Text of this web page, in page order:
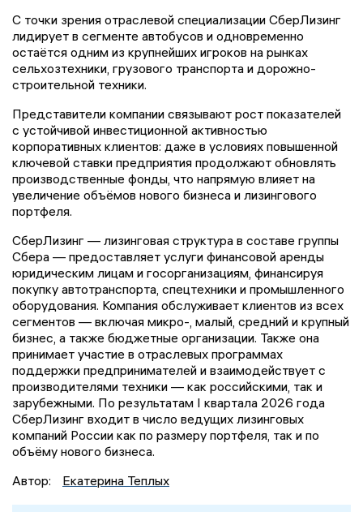
С точки зрения отраслевой специализации СберЛизинг
лидирует в сегменте автобусов и одновременно
остаётся одним из крупнейших игроков на рынках
сельхозтехники, грузового транспорта и дорожно-
строительной техники.
Представители компании связывают рост показателей
с устойчивой инвестиционной активностью
корпоративных клиентов: даже в условиях повышенной
ключевой ставки предприятия продолжают обновлять
производственные фонды, что напрямую влияет на
увеличение объёмов нового бизнеса и лизингового
портфеля.
СберЛизинг — лизинговая структура в составе группы
Сбера — предоставляет услуги финансовой аренды
юридическим лицам и госорганизациям, финансируя
покупку автотранспорта, спецтехники и промышленного
оборудования. Компания обслуживает клиентов из всех
сегментов — включая микро-, малый, средний и крупный
бизнес, а также бюджетные организации. Также она
принимает участие в отраслевых программах
поддержки предпринимателей и взаимодействует с
производителями техники — как российскими, так и
зарубежными. По результатам I квартала 2026 года
СберЛизинг входит в число ведущих лизинговых
компаний России как по размеру портфеля, так и по
объёму нового бизнеса.
Автор:
Екатерина Теплых